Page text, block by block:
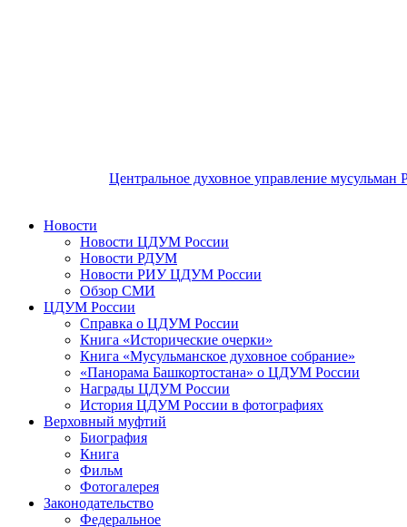
Центральное духовное управление мусульман
Новости
Новости ЦДУМ России
Новости РДУМ
Новости РИУ ЦДУМ России
Обзор СМИ
ЦДУМ России
Справка о ЦДУМ России
Книга «Исторические очерки»
Книга «Мусульманское духовное собрание»
«Панорама Башкортостана» о ЦДУМ России
Награды ЦДУМ России
История ЦДУМ России в фотографиях
Верховный муфтий
Биография
Книга
Фильм
Фотогалерея
Законодательство
Федеральное